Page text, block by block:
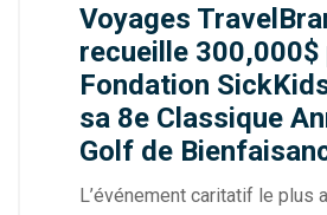
Voyages
recueille 300,000$
Fondation
sa 8e Classique
Golf de
L’événement caritatif le plus